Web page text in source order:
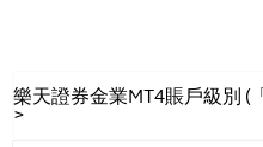
樂天證券金業MT4賬戶級別 (
>